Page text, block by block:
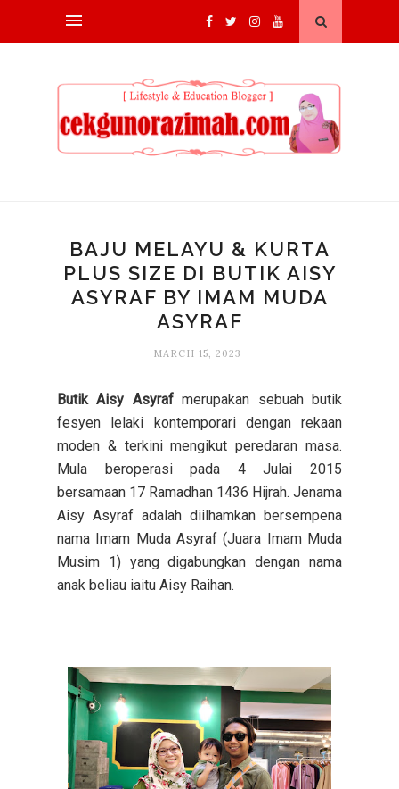
BAJU MELAYU & KURTA
PLUS SIZE DI BUTIK AISY
ASYRAF BY IMAM MUDA
ASYRAF
MARCH 15, 2023
Butik Aisy Asyrafmerupakan sebuah butik
fesyen lelaki kontemporari dengan rekaan
moden & terkini mengikut peredaran masa.
Mula beroperasi pada 4 Julai 2015
bersamaan 17 Ramadhan 1436 Hijrah. Jenama
Aisy Asyraf adalah diilhamkan bersempena
nama Imam Muda Asyraf (Juara Imam Muda
Musim 1) yang digabungkan dengan nama
anak beliau iaitu Aisy Raihan.